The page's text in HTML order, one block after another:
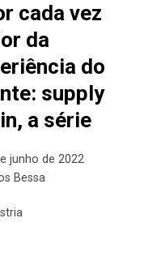
cada vez
da
do
supply
a série
junho de 2022
Bessa